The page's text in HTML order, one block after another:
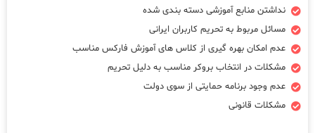
نداشتن منابع آموزشی دسته بندی شده
مسائل مربوط به تحریم کاربران ایرانی
عدم امکان بهره گیری از کلاس های آموزش فارکس مناسب
مشکلات در انتخاب بروکر مناسب به دلیل تحریم
عدم وجود برنامه حمایتی از سوی دولت
مشکلات قانونی